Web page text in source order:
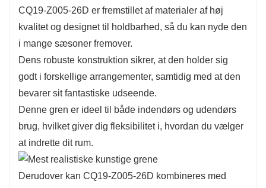
guirlander eller blomsterdekorationer.
Den indfanger smukt årstidens ånd og giver dig
mulighed for at skabe en varm og indbydende
atmosfære i dit hjem.
En af de mest bemærkelsesværdige funktioner
ved CQ19-Z005-26D er dens alsidighed.
Denne gren kan nemt passe ind i forskellige
indretningsstile, uanset om du foretrækker en
moderne, rustik eller traditionel æstetik.
Brug den som et statement i større
arrangementer eller som en accent i mindre
CQ19-Z005-26D er fremstillet af materialer af høj
kvalitet og designet til holdbarhed, så du kan nyde den
i mange sæsoner fremover.
Dens robuste konstruktion sikrer, at den holder sig
godt i forskellige arrangementer, samtidig med at den
bevarer sit fantastiske udseende.
Denne gren er ideel til både indendørs og udendørs
brug, hvilket giver dig fleksibilitet i, hvordan du vælger
at indrette dit rum.
Derudover kan CQ19-Z005-26D kombineres med